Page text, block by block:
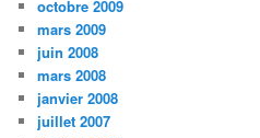
octobre 2009
mars 2009
juin 2008
mars 2008
janvier 2008
juillet 2007